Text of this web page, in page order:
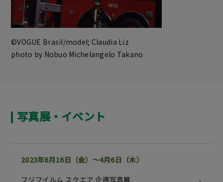
©VOGUE Brasil/model; Claudia Liz
photo by Nobuo Michelangelo Takano
写真展・イベント
2023年6月16日（金）～4月6日（木）
フジフイルム スクエア 企画写真展